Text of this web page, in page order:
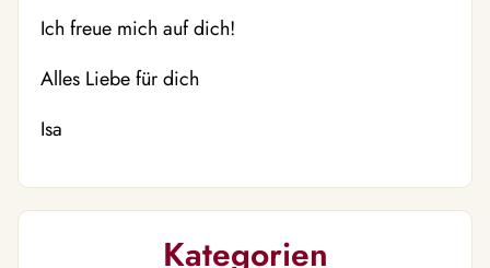
Ich freue mich auf dich!
Alles Liebe für dich
Isa
Kategorien